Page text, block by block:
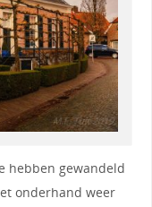
hebben gewandeld
onderhand weer